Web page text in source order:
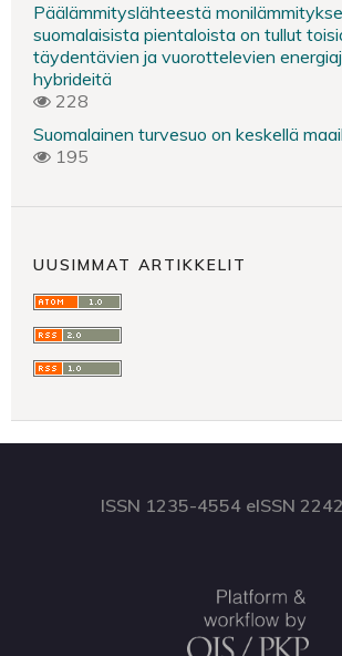
Päälämmityslähteestä
suomalaisista pientaloista on tullut
täydentävien ja vuorottelevien
hybrideitä
228
Suomalainen turvesuo on keskellä
195
UUSIMMAT ARTIKKELIT
ISSN 1235-4554 eISSN